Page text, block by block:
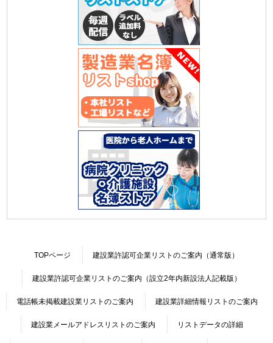
TOPページ 建設業許認可企業リストのご案内（通常版）
建設業許認可企業リストのご案内（設立2年内新設法人記載版）
電話帳未掲載建設業リストのご案内 建設業詳細情報リストのご案内
建設業メールアドレスリストのご案内 リストデータの詳細